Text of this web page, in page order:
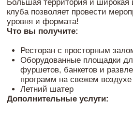
Разработка сценариев с учетом Ваших
пожеланий
Шоу-программы с участием артистов всех
жанров, ведущие, DJ
Услуги по украшению воздушными шарами,